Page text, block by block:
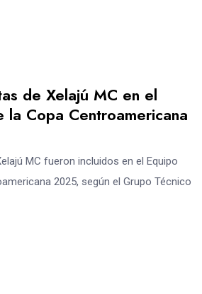
de Xelajú MC en el
Copa Centroamericana
MC fueron incluidos en el Equipo
2025, según el Grupo Técnico